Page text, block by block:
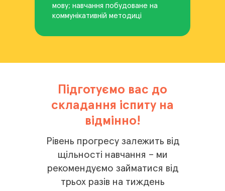
мову; навчання побудоване на
коммунікативній методиці
Підготуємо вас до
складання іспиту на
відмінно!
Рівень прогресу залежить від
щільності навчання – ми
рекомендуємо займатися від
трьох разів на тиждень